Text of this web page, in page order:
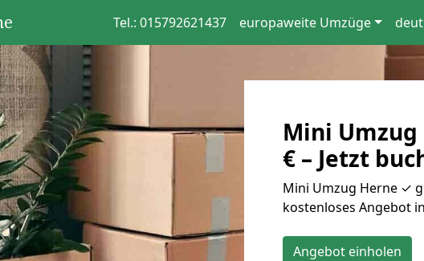
Tel.: 015792621437 europaweite Umzüge
Mini Umzug
€ – Jetzt
Mini Umzug Herne ✓
kostenloses Angebot
Angebot einholen